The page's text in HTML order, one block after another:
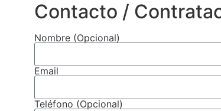
Contacto /
Nombre (Opcional)
Email
Teléfono (Opcional)